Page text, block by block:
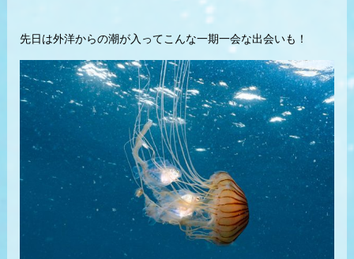
先日は外洋からの潮が入ってこんな一期一会な出会いも！